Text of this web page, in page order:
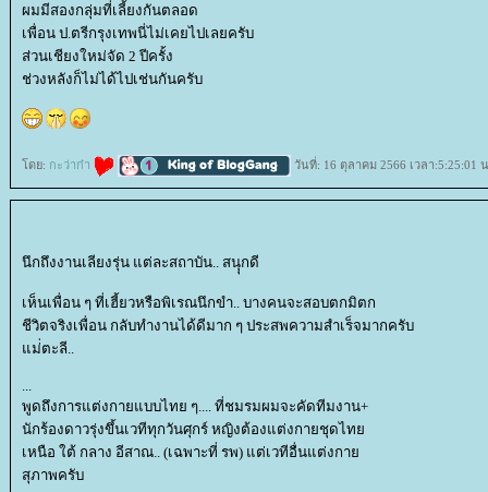
ผมมีสองกลุ่มที่เลี้ยงกันตลอด
เพื่อน ป.ตรีกรุงเทพนี่ไม่เคยไปเลยครับ
ส่วนเชียงใหม่จัด 2 ปีครั้ง
ช่วงหลังก็ไม่ได้ไปเช่นกันครับ
ดย: กะว่าก๋า วันที่: 16 ตุลาคม 2566 เวลา:5:25:01
นึกถึงงานเลียงรุ่น แต่ละสถาบัน.. สนุุกดี
เห็นเพื่อน ๆ ที่เฮี้ยวหรือพิเรณนึกขำ.. บางคนจะสอบตกมิตก
ชีวิตจริงเพื่อน กลับทำงานได้ดีมาก ๆ ประสพความสำเร็จมากครับ
ม่่ตะลี..
...
พูดถึงการแต่งกายแบบไทย ๆ.... ที่ชมรมผมจะคัดทีมงาน+
นักร้องดาวรุ่งขึ้นเวทีทุกวันศุกร์ หญิงต้องแต่งกายชุดไท
เหนือ ใต้ กลาง อีสาณ.. (เฉพาะที่ รพ) แต่เวทีอื่นแต่งกา
สุภาพครับ